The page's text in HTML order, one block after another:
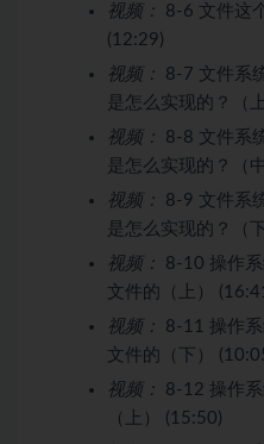
视频：
8-6 文件这
(12:29)
视频：
8-7 文件系
是怎么实现的？（
视频：
8-8 文件系
是怎么实现的？（
视频：
8-9 文件系
是怎么实现的？（
视频：
8-10 操作
文件的（上）
视频：
8-11 操作
文件的（下）
视频：
8-12 操作
（上） (15:50)